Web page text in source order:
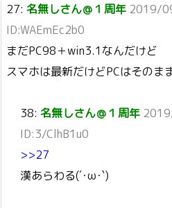
27: 名無しさん＠１周年 2019/
ID:WAEmEc2b0
まだPC98＋win3.1なんだけど
スマホは最新だけどPCはそのま
38: 名無しさん＠１周年
ID:3/ClhB1u0
>>27
漢あらわる(´･ω･`)